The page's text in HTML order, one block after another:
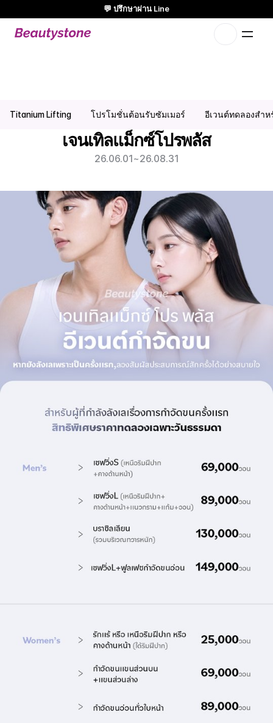
Titanium Lifting โปรโมชั่นต้อนรับซัมเมอร์ อีเวนต์ทดลองสำห
โปรโมชั่น GentleMax Pro Plus | คลินิกผิวหนังฮงแด ฮับจอง
เจนเทิลแม็กซ์โปรพลัส
26.06.01~26.08.31
💬 ปรึกษาผ่าน Line
🌸 Beautystone Clinic เข้าร่วม Meditox Bangkok Cadaver workshop
แนวทางที่ออกแบบเฉพาะคุณแบบ 1:1